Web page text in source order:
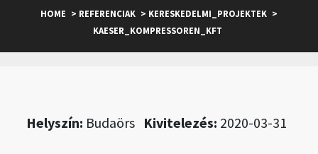
HOME > REFERENCIAK > KERESKEDELMI_PROJEKTEK >
KAESER_KOMPRESSOREN_KFT
Helyszín: Budaörs Kivitelezés: 2020-03-31